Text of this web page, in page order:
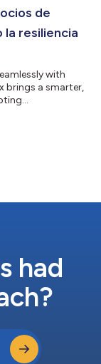
ayuda a los
de
la resiliencia
with
brings a smarter,
líder del
basados en
had